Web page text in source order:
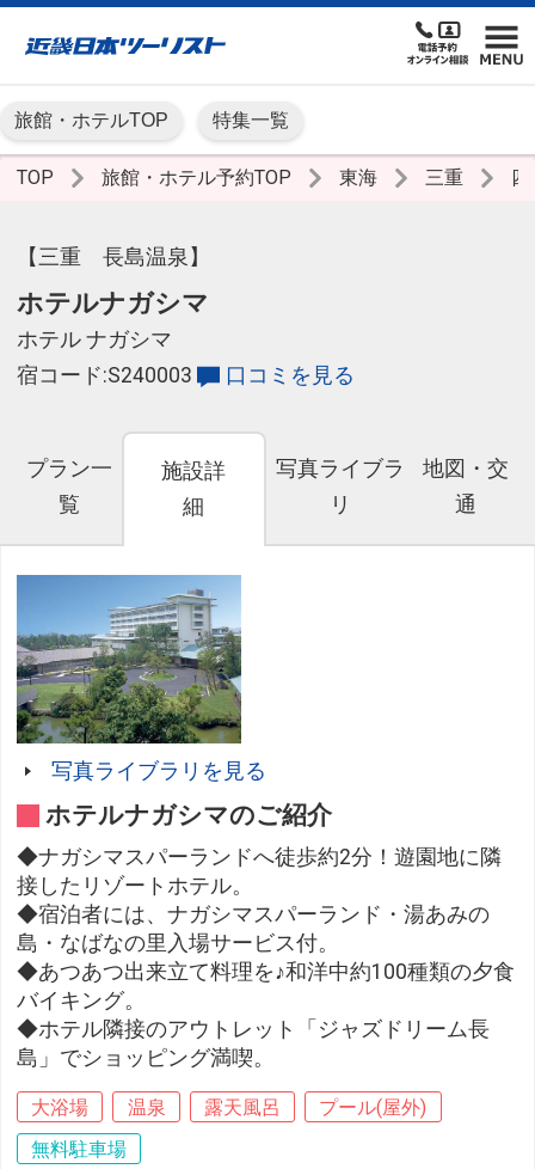
旅館・ホテルTOP 特集一覧
TOP 旅館・ホテル予約TOP 東海 三重
【三重 長島温泉】
ホテルナガシマ
ホテル ナガシマ
宿コード:S240003
口コミを見る
プラン一
覧
施設詳
細
写真ライブラ
リ
地図・交
通
写真ライブラリを見る
ホテルナガシマのご紹介
◆ナガシマスパーランドへ徒歩約2分！遊園地に隣
接したリゾートホテル。
◆宿泊者には、ナガシマスパーランド・湯あみの
島・なばなの里入場サービス付。
◆あつあつ出来立て料理を♪和洋中約100種類の夕食
バイキング。
◆ホテル隣接のアウトレット「ジャズドリーム長
島」でショッピング満喫。
大浴場 温泉 露天風呂
プール(屋外)
無料駐車場